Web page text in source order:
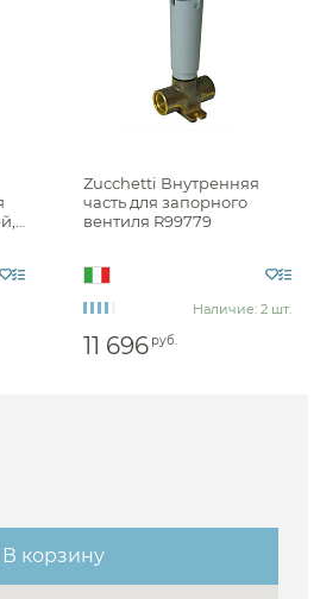
туалетной бумаги
Дозаторы
Zucchetti Внутренняя
часть для запорного
вентиля R99779
Наличие: 2 шт.
11 696 руб.
В корзину